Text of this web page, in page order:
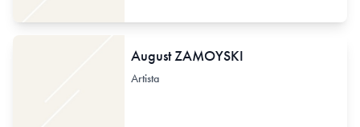
August ZAMOYSKI
Artista